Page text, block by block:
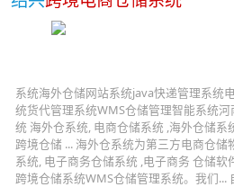
系统海外仓储网站系统java快递管理系统
统货代管理系统WMS仓储管理智能系统
统 海外仓系统, 电商仓储系统 ,海外仓储系
跨境仓储 ... 海外仓系统为第三方电商仓储
系统, 电子商务仓储系统 ,电子商务 仓储软
跨境仓储系统WMS仓储管理系统。我们...